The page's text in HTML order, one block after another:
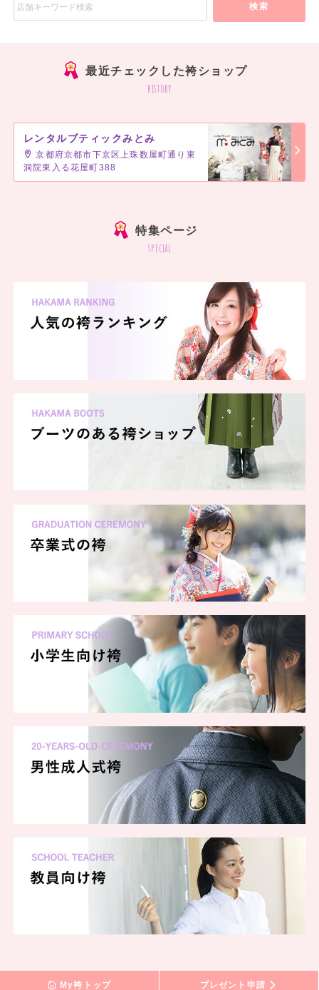
検索
最近チェックした袴ショップ
history
レンタルブティックみとみ
京都府京都市下京区上珠数屋町通り東
洞院東入る花屋町388
特集ページ
special
My袴トップ プレゼント申請